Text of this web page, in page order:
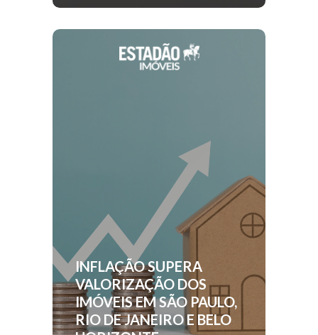
INFLAÇÃO SUPERA
VALORIZAÇÃO DOS
IMÓVEIS EM SÃO PAULO,
RIO DE JANEIRO E BELO